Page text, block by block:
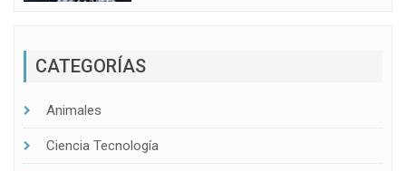
CATEGORÍAS
Animales
Ciencia Tecnología